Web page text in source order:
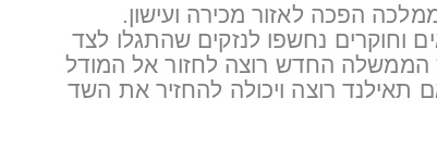
הממלכה הפכה לאזור מכירה ועישון.
וחוקרים נחשפו לנזקים שהתגלו לצד
הממשלה החדש רוצה לחזור אל המודל
תאילנד רוצה ויכולה להחזיר את השד